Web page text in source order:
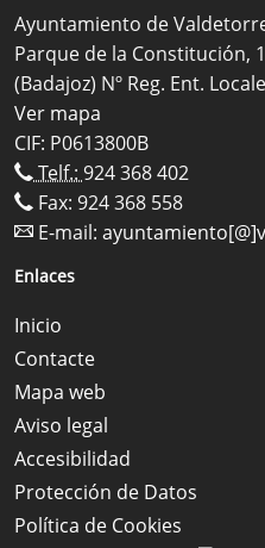
Ayuntamiento de
Parque de la Constitución,
(Badajoz) Nº Reg. Ent.
Ver mapa
CIF: P0613800B
Telf.: 924 368 402
Fax: 924 368 558
E-mail:
Enlaces
Inicio
Contacte
Mapa web
Aviso legal
Accesibilidad
Protección de Datos
Política de Cookies